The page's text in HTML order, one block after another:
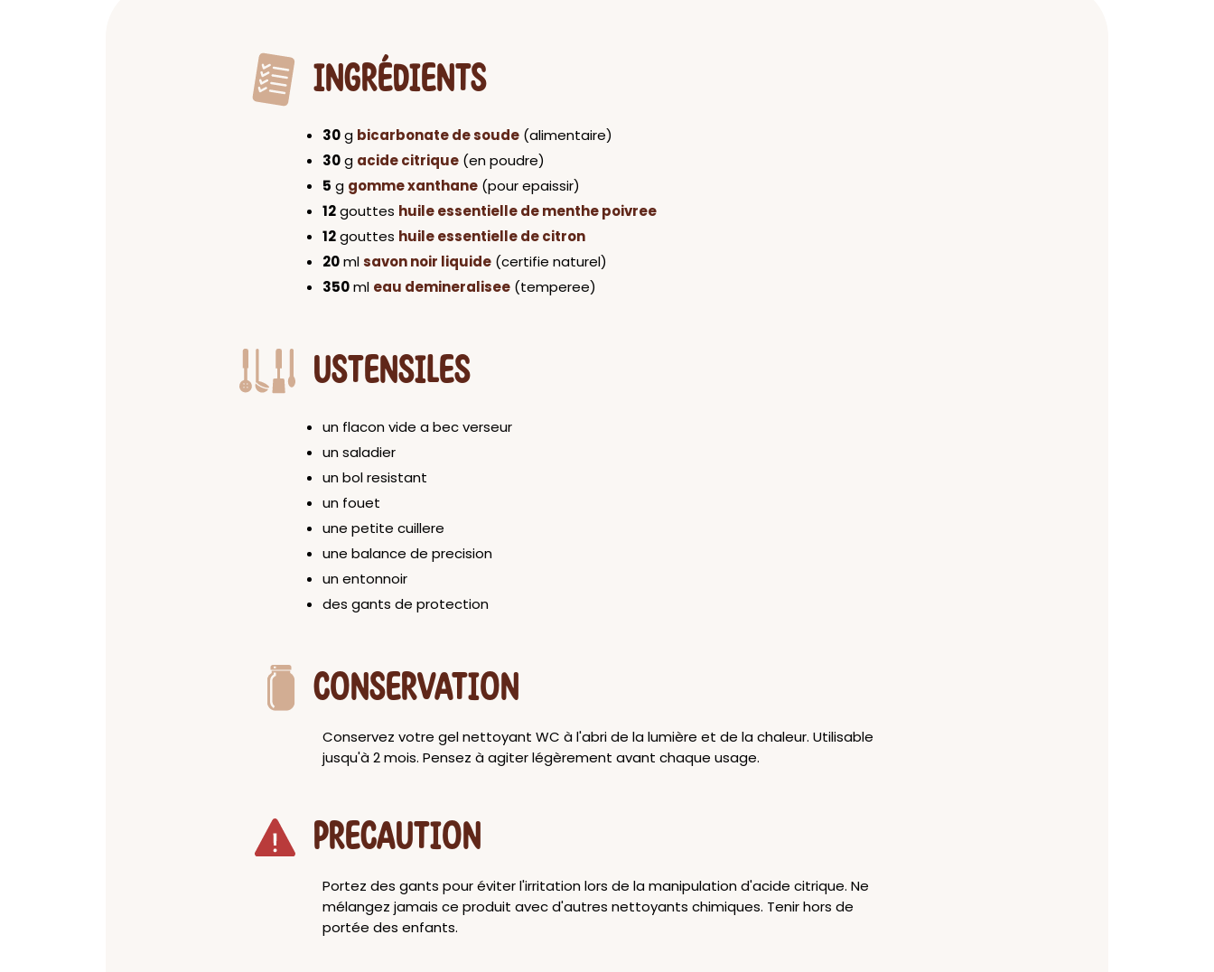
INGRÉDIENTS
30g bicarbonate de soude (alimentaire)
30g acide citrique (en poudre)
5 g gomme xanthane (pour epaissir)
12gouttes huile essentielle de menthe poivree
12gouttes huile essentielle de citron
20mlsavon noir liquide (certifie naturel)
350ml eau demineralisee (temperee)
USTENSILES
un flacon vide a bec verseur
un saladier
un bol resistant
un fouet
une petite cuillere
une balance de precision
un entonnoir
des gants de protection
CONSERVATION
Conservez votre gel nettoyant WC à l'abri de la lumière et de la chaleur. Utilisable
jusqu'à 2 mois. Pensez à agiter légèrement avant chaque usage.
PRECAUTION
Portez des gants pour éviter l'irritation lors de la manipulation d'acide citrique. Ne
mélangez jamais ce produit avec d'autres nettoyants chimiques. Tenir hors de
portée des enfants.